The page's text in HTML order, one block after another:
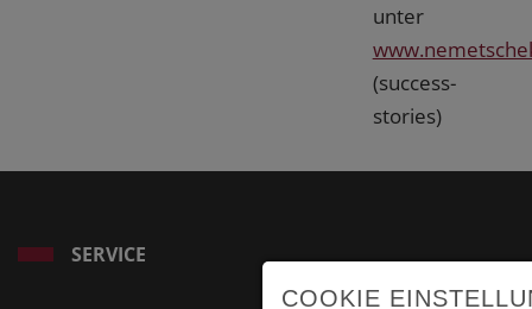
unter
(success-
stories)
SERVICE
COOKIE